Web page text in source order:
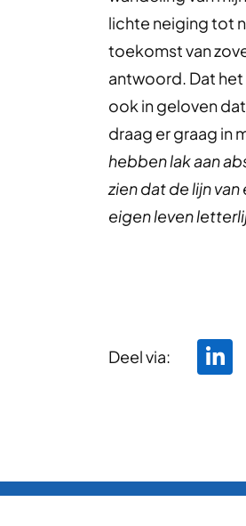
lichte neiging tot
toekomst van
antwoord. Dat het
ook in geloven
draag er graag in
hebben lak aan
zien dat de lijn
eigen leven
Deel via: